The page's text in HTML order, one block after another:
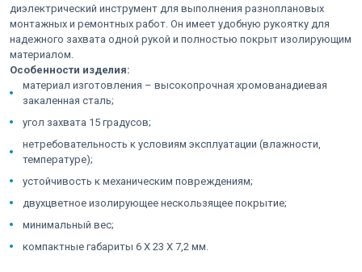
диэлектрический инструмент для выполнения разноплановых
монтажных и ремонтных работ. Он имеет удобную рукоятку для
надежного захвата одной рукой и полностью покрыт изолирующим
материалом.
Особенности изделия:
материал изготовления – высокопрочная хромованадиевая
закаленная сталь;
угол захвата 15 градусов;
нетребовательность к условиям эксплуатации (влажности,
температуре);
устойчивость к механическим повреждениям;
двухцветное изолирующее нескользящее покрытие;
минимальный вес;
компактные габариты 6 Х 23 Х 7,2 мм.